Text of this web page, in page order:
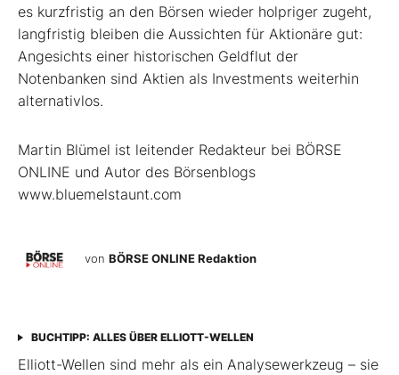
es kurzfristig an den Börsen wieder holpriger zugeht,
langfristig bleiben die Aussichten für Aktionäre gut:
Angesichts einer historischen Geldflut der
Notenbanken sind Aktien als Investments weiterhin
alternativlos.
Martin Blümel ist leitender Redakteur bei BÖRSE
ONLINE und Autor des Börsenblogs
www.bluemelstaunt.com
von BÖRSE ONLINE Redaktion
BUCHTIPP: ALLES ÜBER ELLIOTT-WELLEN
Elliott-Wellen sind mehr als ein Analysewerkzeug – sie